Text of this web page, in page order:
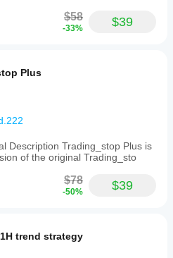
$58
-33% $39
Plus
Description Trading_stop Plus is
of the original Trading_sto
$78
-50% $39
1H trend strategy